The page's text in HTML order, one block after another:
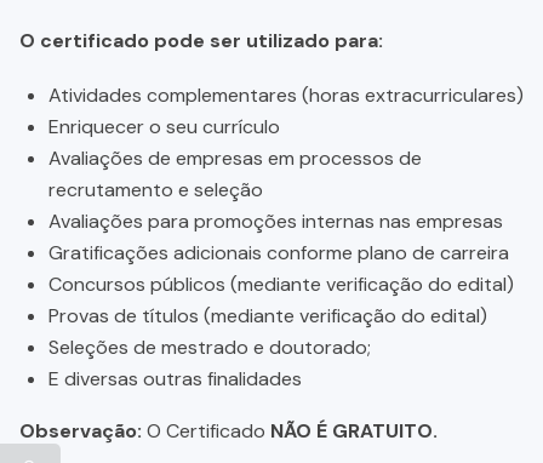
O certificado pode ser utilizado para:
Atividades complementares (horas extracurriculares)
Enriquecer o seu currículo
Avaliações de empresas em processos de
recrutamento e seleção
Avaliações para promoções internas nas empresas
Gratificações adicionais conforme plano de carreira
Concursos públicos (mediante verificação do edital)
Provas de títulos (mediante verificação do edital)
Seleções de mestrado e doutorado;
E diversas outras finalidades
Observação: O Certificado NÃO É GRATUITO.